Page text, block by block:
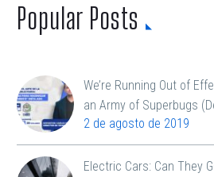
Popular Posts
We’re Running Out of
an Army of Superbugs
2 de agosto de 2019
Electric Cars: Can They